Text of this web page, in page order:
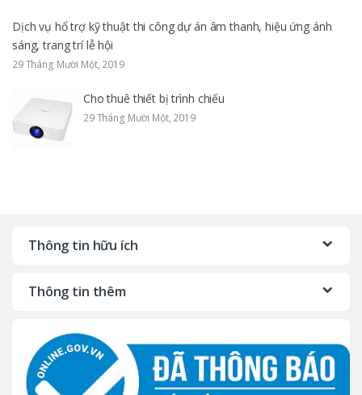
Dịch vụ hổ trợ kỹ thuật thi công dự án âm thanh, hiệu ứng ánh
sáng, trang trí lễ hội
29 Tháng Mười Một, 2019
Cho thuê thiết bị trình chiếu
29 Tháng Mười Một, 2019
Thông tin hữu ích
Thông tin thêm